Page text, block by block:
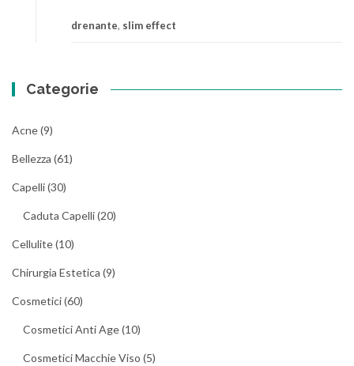
drenante, slim effect
Categorie
Acne(9)
Bellezza (61)
Capelli(30)
Caduta Capelli(20)
Cellulite(10)
Chirurgia Estetica (9)
Cosmetici(60)
Cosmetici Anti Age(10)
Cosmetici Macchie Viso (5)